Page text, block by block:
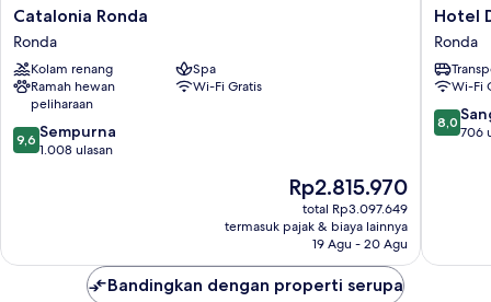
Catalonia
Ronda
Ronda
Catalonia Ronda
Ronda
Kolam renang
Spa
Ramah hewan
peliharaan
Wi-Fi Gratis
9.6
dari
9,6 Sempurna
1.008 ulasan
Harga
sekarang
Rp2.815.970
Rp2.815.970
total Rp3.097.649
termasuk pajak & biaya lainnya
19 Agu - 20 Agu
Hotel
Don
Miguel
Ronda
Hotel
Ronda
Wi-Fi
8.0
dari
8,0
706
Bandingkan dengan properti serupa